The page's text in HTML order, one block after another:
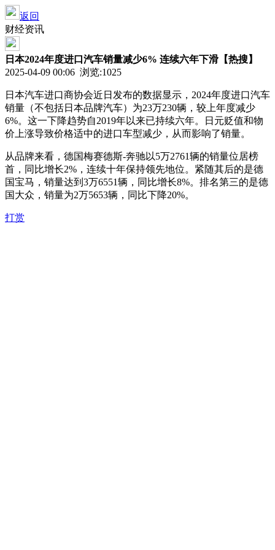
返回
财经资讯
日本2024年度进口汽车销量减少6% 连续六年下滑【热搜】
2025-04-09 00:06 浏览:1025
日本汽车进口商协会近日发布的数据显示，2024年度进口汽车
销量（不包括日本品牌汽车）为23万230辆，较上年度减少
6%。这一下降趋势自2019年以来已持续六年。日元贬值和物
价上涨导致价格适中的进口车型减少，从而影响了销量。
从品牌来看，德国梅赛德斯-奔驰以5万2761辆的销量位居榜
首，同比增长2%，连续十年保持领先地位。紧随其后的是德
国宝马，销量达到3万6551辆，同比增长8%。排名第三的是德
国大众，销量为2万5653辆，同比下降20%。
打赏